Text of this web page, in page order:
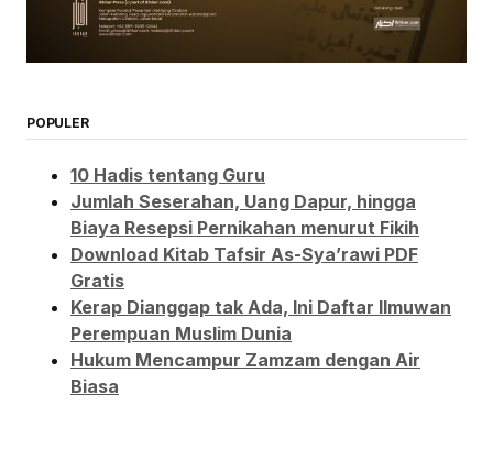
POPULER
10 Hadis tentang Guru
Jumlah Seserahan, Uang Dapur, hingga
Biaya Resepsi Pernikahan menurut Fikih
Download Kitab Tafsir As-Sya’rawi PDF
Gratis
Kerap Dianggap tak Ada, Ini Daftar Ilmuwan
Perempuan Muslim Dunia
Hukum Mencampur Zamzam dengan Air
Biasa